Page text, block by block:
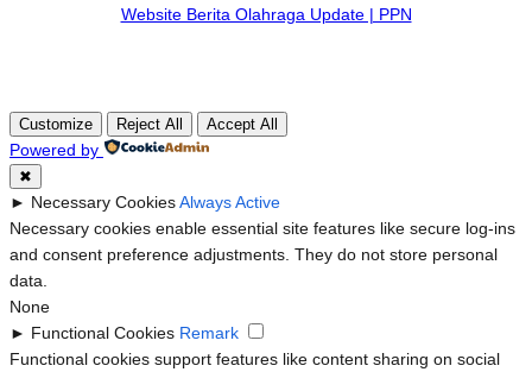
Website Berita Olahraga Update | PPN
Customize Reject All Accept All
Powered by
✖
► Necessary CookiesAlways Active
Necessary cookies enable essential site features like secure log-ins
and consent preference adjustments. They do not store personal
data.
None
► Functional Cookies Remark
Functional cookies support features like content sharing on social